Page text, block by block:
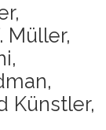
Mül­ler,
Künstler,